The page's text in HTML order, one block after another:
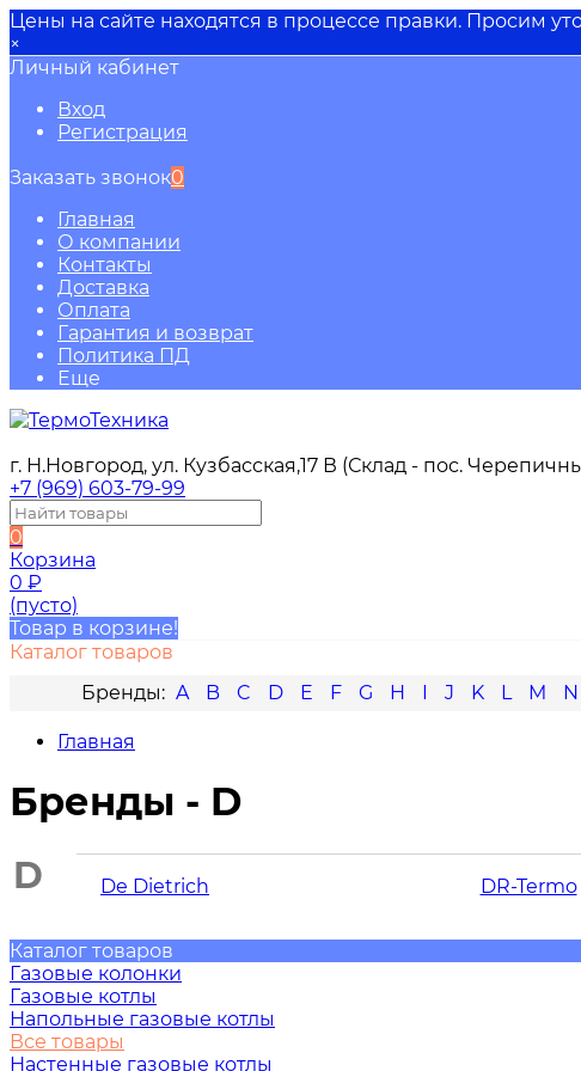
Цены на сайте находятся в процессе правки. Просим
×
Личный кабинет
Вход
Регистрация
Заказать звонок0
Главная
О компании
Контакты
Доставка
Оплата
Гарантия и возврат
Политика ПД
Еще
г. Н.Новгород, ул. Кузбасская,17 В (Склад - пос.
+7 (969) 603-79-99
0
Корзина
0 ₽
(пусто)
Товар в корзине!
Каталог товаров
A
B C D E F G H I J K L M N
Главная
Бренды - D
D De Dietrich DR-Termo
Каталог товаров
Газовые колонки
Газовые котлы
Напольные газовые котлы
Все товары
Настенные газовые котлы